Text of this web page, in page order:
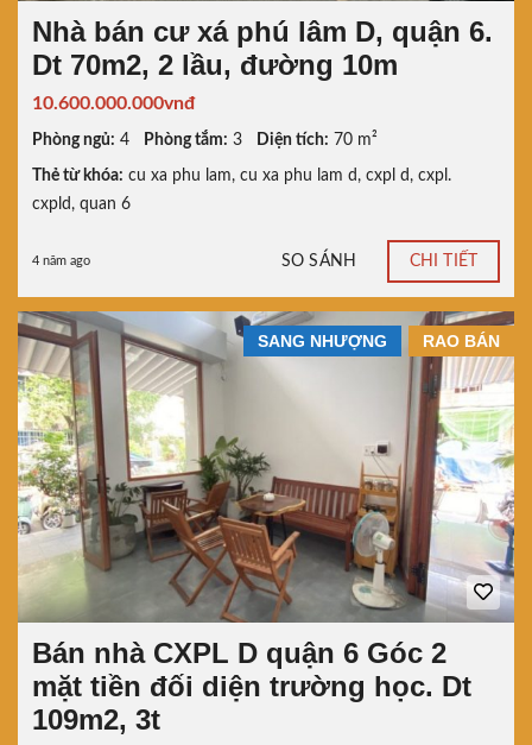
Nhà bán cư xá phú lâm D, quận 6.
Dt 70m2, 2 lầu, đường 10m
10.600.000.000vnđ
Phòng ngủ: 4 Phòng tắm: 3 Diện tích: 70 m²
Thẻ từ khóa: cu xa phu lam, cu xa phu lam d , cxpl d , cxpl.
cxpld , quan 6
4 năm ago SO SÁNH CHI TIẾT
RAO BÁN
SANG NHƯỢNG
Bán nhà CXPL D quận 6 Góc 2
mặt tiền đối diện trường học. Dt
109m2, 3t